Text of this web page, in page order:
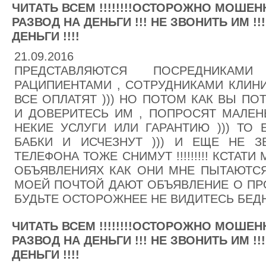
ЧИТАТЬ ВСЕМ !!!!!!!!ОСТОРОЖНО
РАЗВОД НА ДЕНЬГИ !!! НЕ ЗВОНИТЬ ИМ
ДЕНЬГИ !!!!
21.09.2016
ПРЕДСТАВЛЯЮТСЯ
РАЦИПИЕНТАМИ , СОТРУДНИКАМИ
ВСЕ ОПЛАТЯТ ))) НО ПОТОМ КАК ВЫ
И ДОВЕРИТЕСЬ ИМ , ПОПРОСЯТ
НЕКИЕ УСЛУГИ ИЛИ ГАРАНТИЮ ))) ТО
БАБКИ И ИСЧЕЗНУТ ))) И ЕЩЕ НЕ
ТЕЛЕФОНА ТОЖЕ СНИМУТ !!!!!!!!!
ОБЪЯВЛЕНИЯХ КАК ОНИ МНЕ
МОЕЙ ПОЧТОЙ ДАЮТ ОБЪЯВЛЕНИЕ О
БУДЬТЕ ОСТОРОЖНЕЕ НЕ ВИДИТЕСЬ
ЧИТАТЬ ВСЕМ !!!!!!!!ОСТОРОЖНО
РАЗВОД НА ДЕНЬГИ !!! НЕ ЗВОНИТЬ ИМ
ДЕНЬГИ !!!!